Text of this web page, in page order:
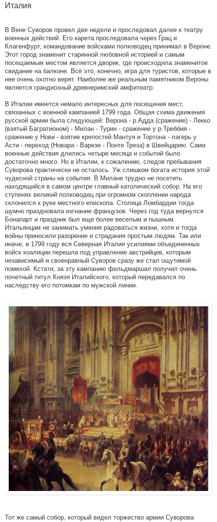
Италия
В Вене Суворов провел две недели и проследовал далее к театру
военных действий. Его карета проследовала через Грац и
Клагенфурт, командование войсками полководец принимал в Вероне.
Этот город знаменит старинной любовной историей и самым
посещаемым местом является дворик, где происходила знаменитое
свидание на балконе. Всё это, конечно, игра для туристов, которые в
нее очень охотно верят. Наиболее же реальным памятником Вероны
является грандиозный древнеримский амфитеатр.
В Италии имеется немало интересных для посещения мест,
связанных с военной кампанией 1799 года. Общая схема движения
русской армии была следующей: Верона - р.Адда (сражение) - Лекко
(взятый Багратионом) - Милан - Турин - сражение у р.Треббия -
сражение у Нови - взятие крепостей Мантуя и Тортона - лагерь у
Асти - переход (Новара - Варезе - Понте Треза) в Швейцарию. Сами
военные действия длились четыре месяца и событий было
достаточно много. Но в Италии, к сожалению, следов пребывания
Суворова практически не осталось. Уж слишком богата история этой
чудесной страны на события. В Милане трудно не посетить
находящийся в самом центре главный католический собор. На его
ступенях великий полководец при огромном скоплении народа
склонился к руке местного епископа. Столица Ломбардии тогда
шумно праздновала изгнание французов. Через год туда вернулся
Бонапарт и праздник был еще более веселым и пышным.
Итальянцам не занимать умения радоваться жизни, хотя и тогда
войны приносили разорение и страдания простым людям. Так или
иначе, в 1799 году вся Северная Италия усилиями объединенных
войск коалиции перешла под управление австрийцев, которым
независимый и своенравный Суворов сразу же стал ощутимой
помехой. Кстати, за эту кампанию фельдмаршал получил очень
почетный титул Князя Италийского, который передавался по
наследству его потомкам по мужской линии.
Тот же самый собор, который видел торжество армии Суворова